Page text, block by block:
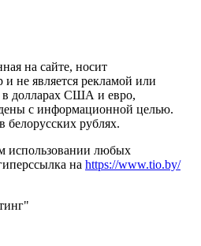
на сайте, носит
не является рекламой или
долларах США и евро,
с информационной целью.
белорусских рублях.
использовании любых
на https://www.tio.by/